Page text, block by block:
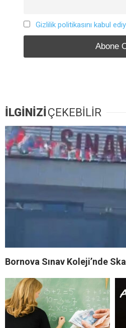
Gizlilik politikasını kabul
İLGİNİZİ ÇEKEBİLİR
Bornova Sınav Koleji’nde